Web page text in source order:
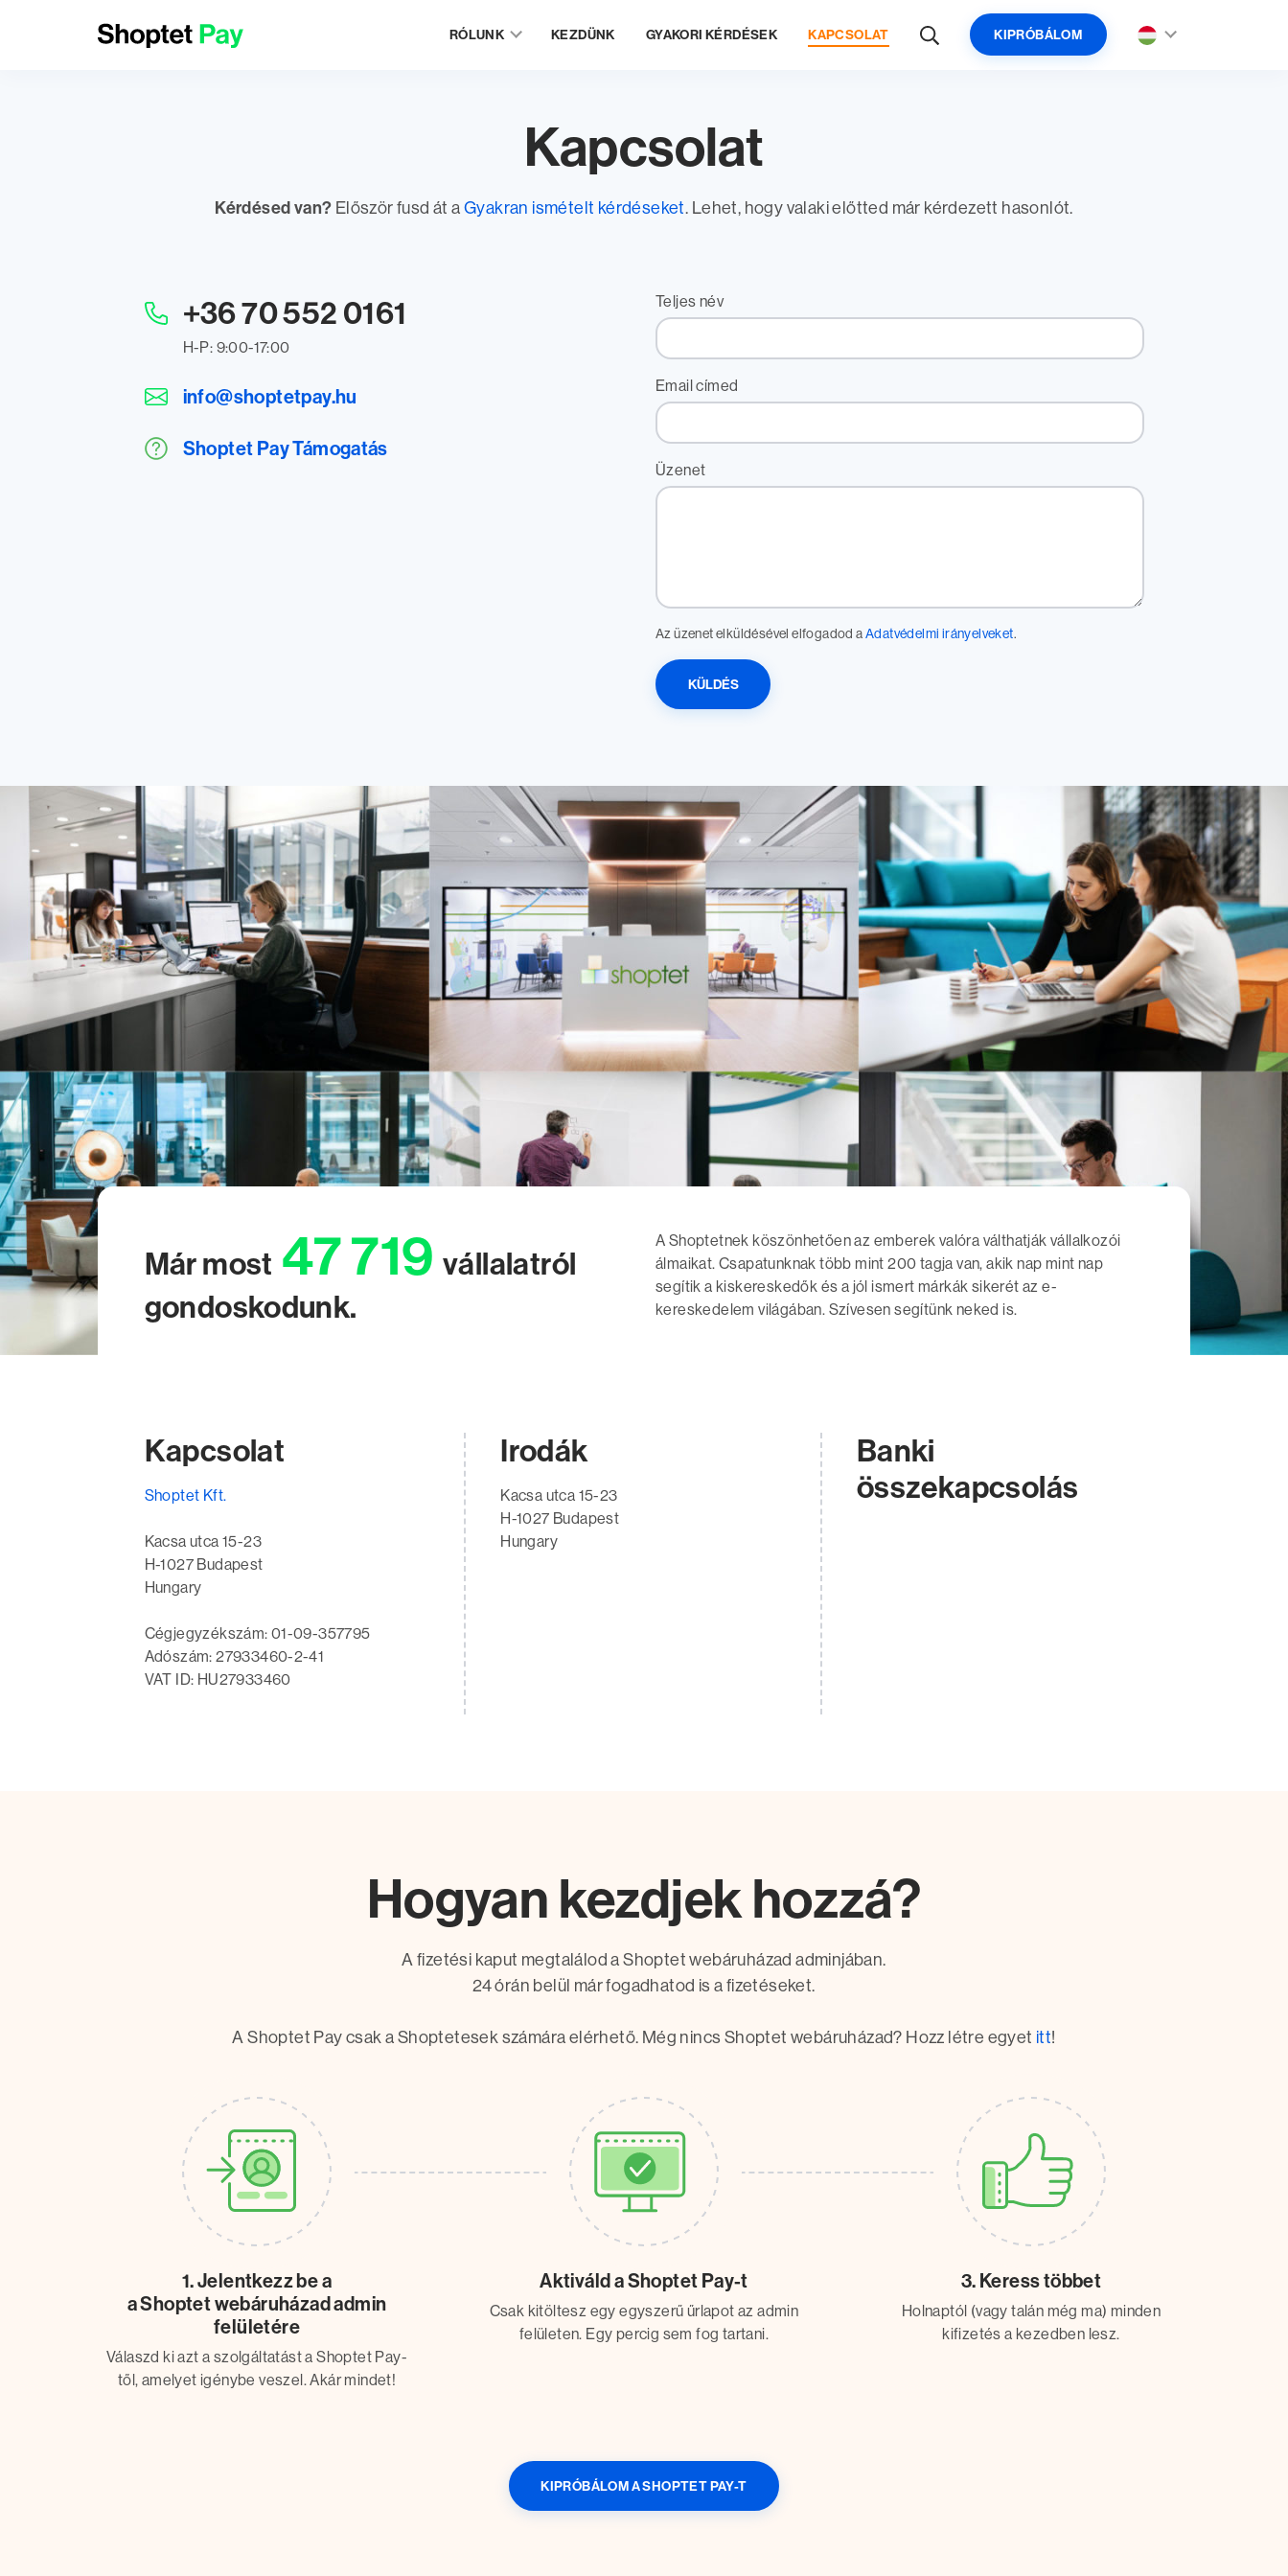
RÓLUNK KEZDÜNK GYAKORI KÉRDÉSEK KAPCSOLAT KIPRÓBÁLOM
Kapcsolat
Kérdésed van? Először fusd át aGyakran ismételt kérdéseket. Lehet, hogy valaki előtted már kérdezett hasonlót.
+36 70 552 0161
H-P: 9:00-17:00
info@shoptetpay.hu
Shoptet Pay Támogatás
Teljes név
Email címed
Üzenet
Az üzenet elküldésével elfogadod aAdatvédelmi irányelveket.
Már most 47 719 vállalatról
gondoskodunk.
A Shoptetnek köszönhetően az emberek valóra válthatják vállalkozói
álmaikat. Csapatunknak több mint 200 tagja van, akik nap mint nap
segítik a kiskereskedők és a jól ismert márkák sikerét az e-
kereskedelem világában. Szívesen segítünk neked is.
Kapcsolat
Shoptet Kft.
Kacsa utca 15-23
H-1027 Budapest
Hungary
Cégjegyzékszám: 01-09-357795
Adószám: 27933460-2-41
VAT ID: HU27933460
Irodák
Kacsa utca 15-23
H-1027 Budapest
Hungary
Banki
összekapcsolás
Hogyan kezdjek hozzá?
A fizetési kaput megtalálod a Shoptet webáruházad adminjában.
24 órán belül már fogadhatod is a fizetéseket.
A Shoptet Pay csak a Shoptetesek számára elérhető. Még nincs Shoptet webáruházad? Hozz létre egyet itt!
1. Jelentkezz be a
a Shoptet webáruházad admin
felületére
Válaszd ki azt a szolgáltatást a Shoptet Pay-
től, amelyet igénybe veszel. Akár mindet!
Aktiváld a Shoptet Pay-t
Csak kitöltesz egy egyszerű űrlapot az admin
felületen. Egy percig sem fog tartani.
3. Keress többet
Holnaptól (vagy talán még ma) minden
kifizetés a kezedben lesz.
KIPRÓBÁLOM A SHOPTET PAY-T